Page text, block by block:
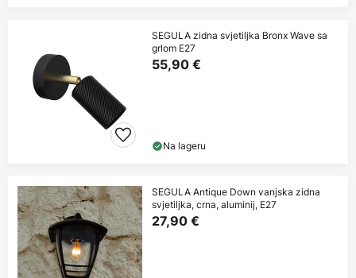
SEGULA zidna svjetiljka Bronx Wave sa
grlom E27
55,90 €
Na lageru
SEGULA Antique Down vanjska zidna
svjetiljka, crna, aluminij, E27
27,90 €